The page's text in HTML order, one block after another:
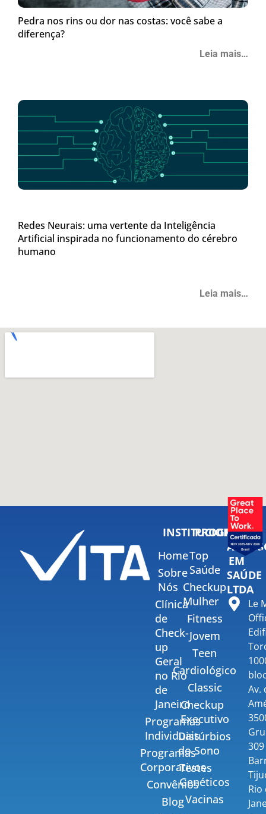
Pedra nos rins ou dor nas costas: você sabe a
diferença?
Leia mais…
Redes Neurais: uma vertente da Inteligência
Artificial inspirada no funcionamento do cérebro
humano
Leia mais…
INSTITUCIONAL
Home
Sobre
Nós
Clínica
de
Check-
up
Geral
no Rio
de
Janeiro
Programas
Individuais
Programas
Corporativos
Convênios
Blog
PROGRAMAS
Top
Saúde
Checkup
Mulher
Fitness
Jovem
Teen
Cardiológico
Classic
Checkup
Executivo
Distúrbios
do Sono
Testes
Genéticos
Vacinas
VITA
EM
SAÚDE
LTDA
Le
Av.
Rio